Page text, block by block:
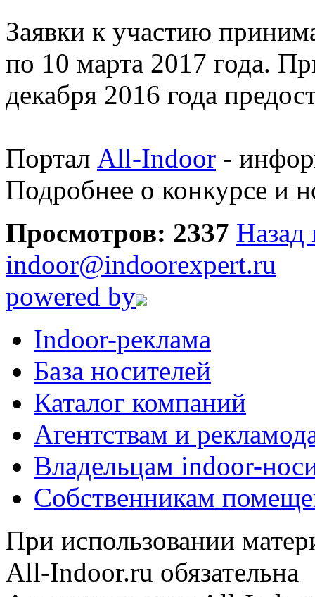
Заявки к участию
по 10 марта 2017 года.
декабря 2016 года
Портал All-Indoor -
Подробнее о конкурсе и
Просмотров: 2337 Назад
indoor@indoorexpert.ru
powered by
Indoor-реклама
База носителей
Каталог компаний
Агентствам и
Владельцам indoor-
Собственникам
При использовании
All-Indoor.ru обязательна